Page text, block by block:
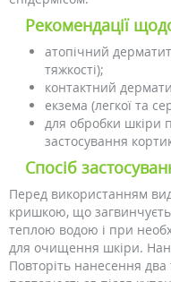
Рекомендації
атопічний
тяжкості);
контактний
екзема (легкої та
для обробки шкіри
застосування
Спосіб
Перед використанням
кришкою, що
теплою водою і при
для очищення шкіри.
Повторіть нанесення